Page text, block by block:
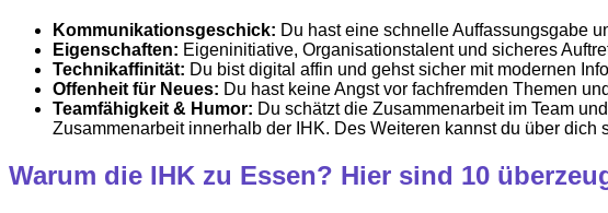
Kommunikationsgeschick: Du hast eine schnelle Auffassungsgabe
Eigenschaften: Eigeninitiative, Organisationstalent und sicheres
Technikaffinität: Du bist digital affin und gehst sicher mit modernen
Offenheit für Neues: Du hast keine Angst vor fachfremden Themen
Teamfähigkeit & Humor: Du schätzt die Zusammenarbeit im Team
Zusammenarbeit innerhalb der IHK. Des Weiteren kannst du über dich
Warum die IHK zu Essen? Hier sind 10